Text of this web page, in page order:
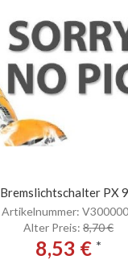
Bremslichtschalter PX
Artikelnummer:
Alter Preis: 8,70 €
8,53 € *